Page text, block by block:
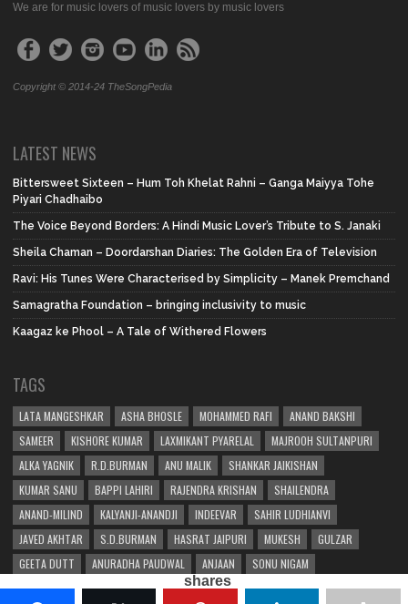
We are for music lovers of music lovers by music lovers
Copyright © 2014-24 TheSongPedia
LATEST NEWS
Bittersweet Sixteen – Hum Toh Khelat Rahni – Ganga Maiyya Tohe
Piyari Chadhaibo
The Voice Beyond Borders: A Hindi Music Lover’s Tribute to S. Janaki
Sheila Chaman – Doordarshan Diaries: The Golden Era of Television
Ravi: His Tunes Were Characterised by Simplicity – Manek Premchand
Samagratha Foundation – bringing inclusivity to music
Kaagaz ke Phool – A Tale of Withered Flowers
TAGS
LATA MANGESHKAR ASHA BHOSLE MOHAMMED RAFI
ANAND BAKSHI
SAMEER
KISHORE KUMAR LAXMIKANT PYARELAL
MAJROOH SULTANPURI
ALKA YAGNIK
R.D.BURMAN ANU MALIK
SHANKAR JAIKISHAN
KUMAR SANU
BAPPI LAHIRI RAJENDRA KRISHAN
SHAILENDRA
ANAND-MILIND
KALYANJI-ANANDJI INDEEVAR
SAHIR LUDHIANVI
JAVED AKHTAR
S.D.BURMAN HASRAT JAIPURI MUKESH
GULZAR
GEETA DUTT
ANURADHA PAUDWAL ANJAAN
SONU NIGAM
SHAKEEL BADAYUNI
shares